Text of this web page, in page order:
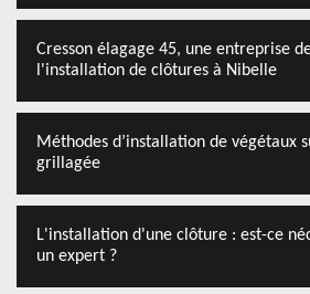
Cresson élagage 45, une entreprise
l'installation de clôtures à Nibelle
Méthodes d’installation de végétaux
grillagée
L'installation d'une clôture : est-ce
un expert ?